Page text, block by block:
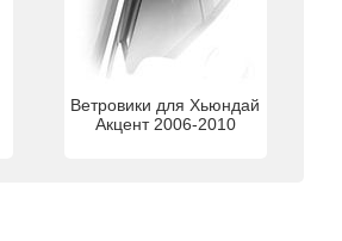
Ветровики для Хьюндай
Акцент 2006-2010